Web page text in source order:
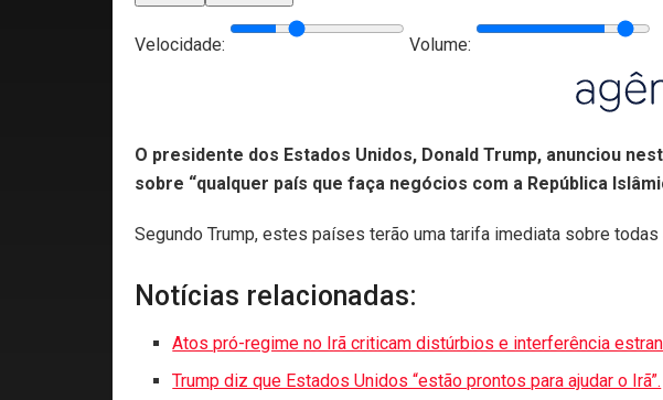
Velocidade: Volume:
O presidente dos Estados Unidos, Donald Trump, anunciou
sobre “qualquer país que faça negócios com a República
Segundo Trump, estes países terão uma tarifa imediata sobre
Notícias relacionadas:
Atos pró-regime no Irã criticam distúrbios e interferência
Trump diz que Estados Unidos “estão prontos para ajudar o Irã”.